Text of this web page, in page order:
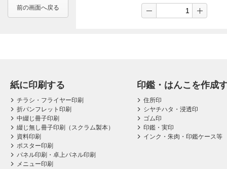
前の画面へ戻る
紙に印刷する
チラシ・フライヤー印刷
折パンフレット印刷
中綴じ冊子印刷
綴じ無し冊子印刷（スクラム製本）
資料印刷
ポスター印刷
パネル印刷・卓上パネル印刷
メニュー印刷
印鑑・はんこを作成
住所印
シヤチハタ・浸透印
ゴム印
印鑑・実印
インク・朱肉・印鑑ケース等